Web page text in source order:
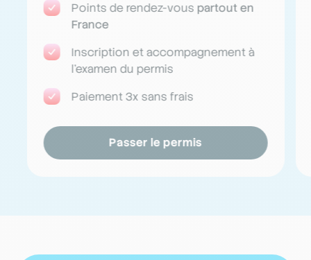
Points de rendez-vous partout en
France
Inscription et accompagnement à
l'examen du permis
Paiement 3x sans frais
Passer le permis